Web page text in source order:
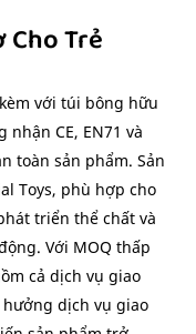
Cho Trẻ
với túi bông hữu
CE, EN71 và
toàn sản phẩm. Sản
Toys, phù hợp cho
triển thể chất và
Với MOQ thấp
cả dịch vụ giao
dịch vụ giao